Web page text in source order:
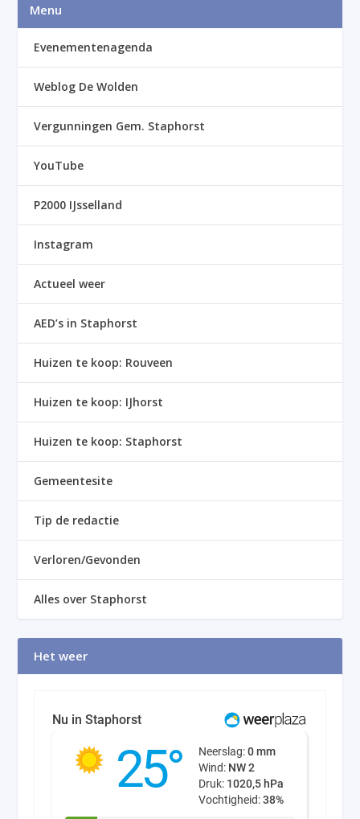
Menu
Evenementenagenda
Weblog De Wolden
Vergunningen Gem. Staphorst
YouTube
P2000 IJsselland
Instagram
Actueel weer
AED’s in Staphorst
Huizen te koop: Rouveen
Huizen te koop: IJhorst
Huizen te koop: Staphorst
Gemeentesite
Tip de redactie
Verloren/Gevonden
Alles over Staphorst
Het weer